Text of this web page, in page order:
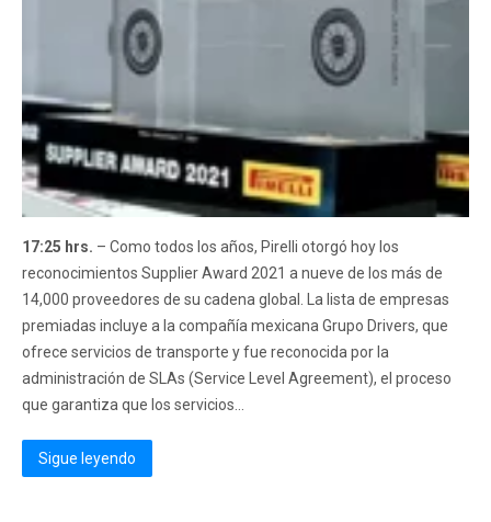
17:25 hrs. – Como todos los años, Pirelli otorgó hoy los
reconocimientos Supplier Award 2021 a nueve de los más de
14,000 proveedores de su cadena global. La lista de empresas
premiadas incluye a la compañía mexicana Grupo Drivers, que
ofrece servicios de transporte y fue reconocida por la
administración de SLAs (Service Level Agreement), el proceso
que garantiza que los servicios...
Sigue leyendo